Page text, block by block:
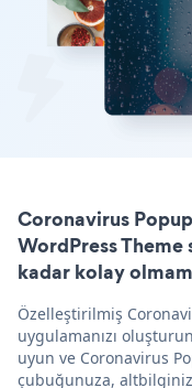
Coronavirus
WordPress
kadar kolay
Özelleştirilmiş
uygulamanızı
uyun ve Coronavirus
çubuğunuza,